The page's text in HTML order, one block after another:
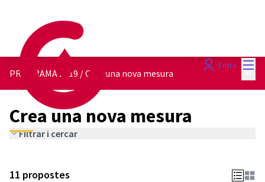
Entra
PROGRAMA 2019 /Crea una nova mesura
Crea una nova mesura
Filtrar i cercar
11 propostes